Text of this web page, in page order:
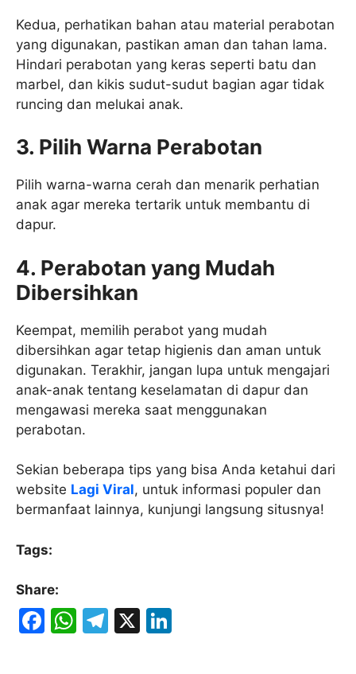
Kedua, perhatikan bahan atau material perabotan
yang digunakan, pastikan aman dan tahan lama.
Hindari perabotan yang keras seperti batu dan
marbel, dan kikis sudut-sudut bagian agar tidak
runcing dan melukai anak.
3. Pilih Warna Perabotan
Pilih warna-warna cerah dan menarik perhatian
anak agar mereka tertarik untuk membantu di
dapur.
4. Perabotan yang Mudah
Dibersihkan
Keempat, memilih perabot yang mudah
dibersihkan agar tetap higienis dan aman untuk
digunakan. Terakhir, jangan lupa untuk mengajari
anak-anak tentang keselamatan di dapur dan
mengawasi mereka saat menggunakan
perabotan.
Sekian beberapa tips yang bisa Anda ketahui dari
website Lagi Viral, untuk informasi populer dan
bermanfaat lainnya, kunjungi langsung situsnya!
Tags:
Share:
F
W T
X